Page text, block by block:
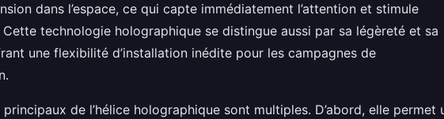
dans l’espace, ce qui capte immédiatement l’attention et stimule
Cette technologie holographique se distingue aussi par sa légèreté et sa
une flexibilité d’installation inédite pour les campagnes de
de l’hélice holographique sont multiples. D’abord, elle permet